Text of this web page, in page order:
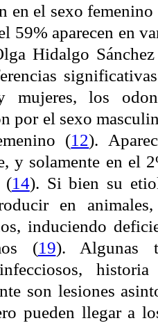
en el sexo
59% aparecen en
Hidalgo
mujeres, los
por el sexo
(12).
y solamente en el
(14). Si bien su
en
induciendo
(19). Algunas
son lesiones
pueden llegar a